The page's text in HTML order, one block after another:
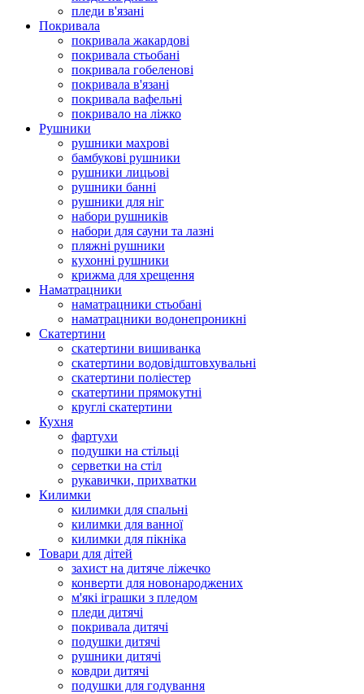
пледи в'язані
Покривала
покривала жакардові
покривала стьобані
покривала гобеленові
покривала в'язані
покривала вафельні
покривало на ліжко
Рушники
рушники махрові
бамбукові рушники
рушники лицьові
рушники банні
рушники для ніг
набори рушників
набори для сауни та лазні
пляжні рушники
кухонні рушники
крижма для хрещення
Наматрацники
наматрацники стьобані
наматрацники водонепроникні
Скатертини
скатертини вишиванка
скатертини водовідштовхувальні
скатертини поліестер
скатертини прямокутні
круглі скатертини
Кухня
фартухи
подушки на стільці
серветки на стіл
рукавички, прихватки
Килимки
килимки для спальні
килимки для ванної
килимки для пікніка
Товари для дітей
захист на дитяче ліжечко
конверти для новонароджених
м'які іграшки з пледом
пледи дитячі
покривала дитячі
подушки дитячі
рушники дитячі
ковдри дитячі
подушки для годування